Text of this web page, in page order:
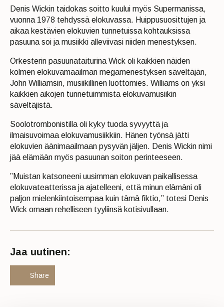
Denis Wickin taidokas soitto kuului myös Supermanissa,
vuonna 1978 tehdyssä elokuvassa. Huippusuosittujen ja
aikaa kestävien elokuvien tunnetuissa kohtauksissa
pasuuna soi ja musiikki alleviivasi niiden menestyksen.
Orkesterin pasuunataiturina Wick oli kaikkien näiden
kolmen elokuvamaailman megamenestyksen säveltäjän,
John Williamsin, musiikillinen luottomies. Williams on yksi
kaikkien aikojen tunnetuimmista elokuvamusiikin
säveltäjistä.
Soolotrombonistilla oli kyky tuoda syvyyttä ja
ilmaisuvoimaa elokuvamusiikkiin. Hänen työnsä jätti
elokuvien äänimaailmaan pysyvän jäljen. Denis Wickin nimi
jää elämään myös pasuunan soiton perinteeseen.
”Muistan katsoneeni uusimman elokuvan paikallisessa
elokuvateatterissa ja ajatelleeni, että minun elämäni oli
paljon mielenkiintoisempaa kuin tämä fiktio,” totesi Denis
Wick omaan rehelliseen tyyliinsä kotisivullaan.
Jaa uutinen:
Share